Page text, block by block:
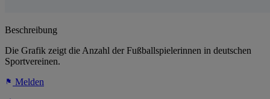
Beschreibung
Die Grafik zeigt die Anzahl der Fußballspielerinnen in deutschen
Sportvereinen.
Melden